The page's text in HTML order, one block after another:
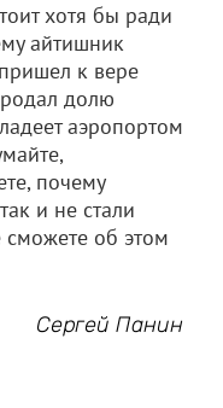
хотя бы ради
айтишник
к вере
долю
аэропортом
почему
и не стали
об этом
Сергей Панин